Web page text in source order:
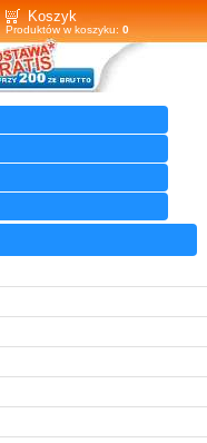
Koszyk
Produktów w koszyku: 0